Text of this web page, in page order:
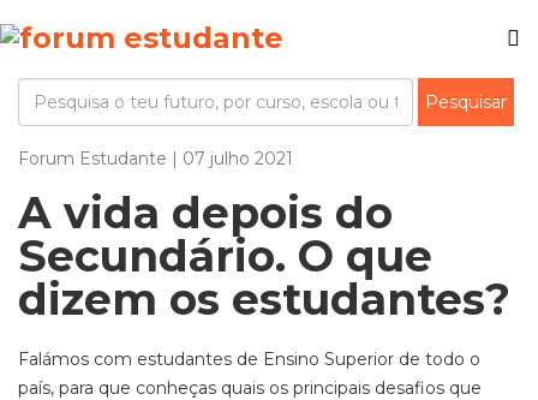
Forum Estudante | 07 julho 2021
A vida depois do
Secundário. O que
dizem os estudantes?
Falámos com estudantes de Ensino Superior de todo o
país, para que conheças quais os principais desafios que